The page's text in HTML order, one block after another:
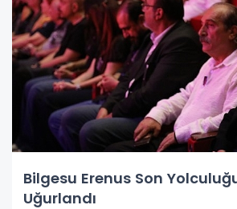
Bilgesu Erenus Son
Uğurlandı